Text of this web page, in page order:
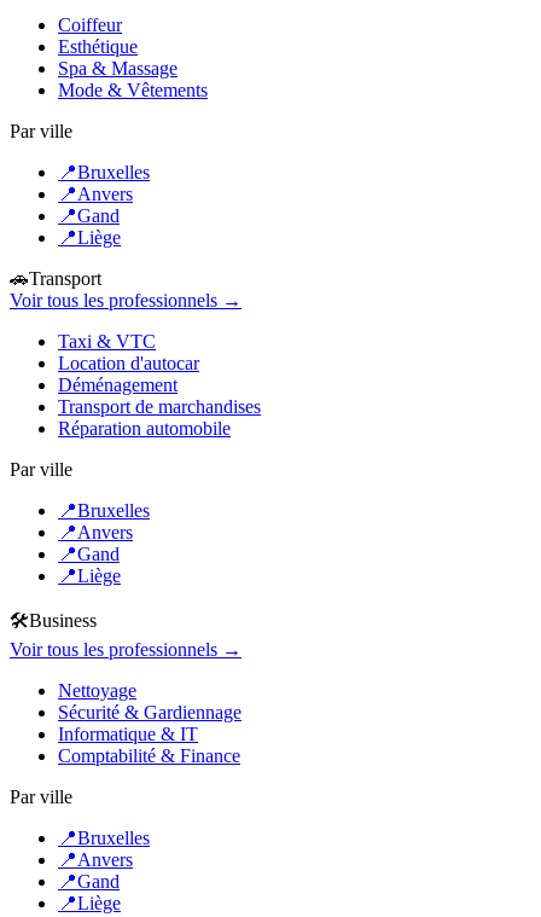
Coiffeur
Esthétique
Spa & Massage
Mode & Vêtements
Par ville
📍Bruxelles
📍Anvers
📍Gand
📍Liège
🚗Transport
Voir tous les professionnels →
Taxi & VTC
Location d'autocar
Déménagement
Transport de marchandises
Réparation automobile
Par ville
📍Bruxelles
📍Anvers
📍Gand
📍Liège
🛠️Business
Voir tous les professionnels →
Nettoyage
Sécurité & Gardiennage
Informatique & IT
Comptabilité & Finance
Par ville
📍Bruxelles
📍Anvers
📍Gand
📍Liège